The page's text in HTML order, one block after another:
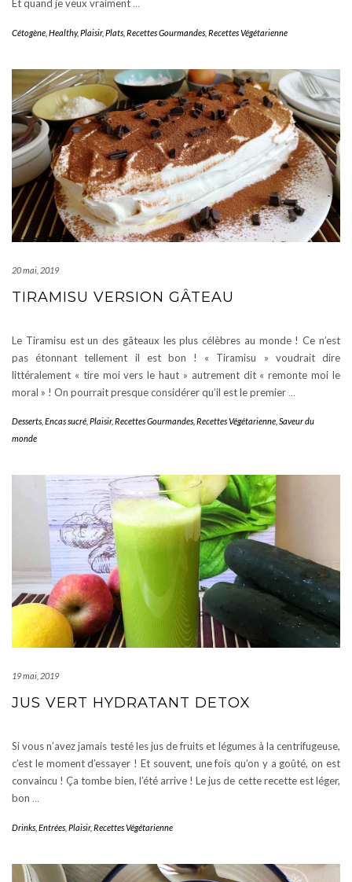
Et quand je veux vraiment…
Cétogène Healthy,Plaisir, Plats Recettes Gourmandes Recettes Végétarienne
20 mai, 2019
TIRAMISU VERSION GÂTEAU
Le Tiramisu est un des gâteaux les plus célèbres au monde ! Ce n’est
pas étonnant tellement il est bon ! « Tiramisu » voudrait dire
littéralement « tire moi vers le haut » autrement dit « remonte moi le
moral » ! On pourrait presque considérer qu’il est le premier…
Desserts Encas sucré Plaisir, Recettes Gourmandes Recettes Végétarienne Saveur du
monde
19 mai, 2019
JUS VERT HYDRATANT DETOX
Si vous n’avez jamais testé les jus de fruits et légumes à la centrifugeuse,
c’est le moment d’essayer ! Et souvent, une fois qu’on y a goûté, on est
convaincu ! Ça tombe bien, l’été arrive ! Le jus de cette recette est léger,
bon …
Drinks Entrées Plaisir, Recettes Végétarienne